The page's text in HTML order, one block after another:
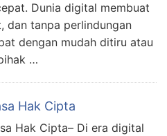
Dunia digital membuat
dan tanpa perlindungan
dengan mudah ditiru atau
…
Hak Cipta
Hak Cipta– Di era digital